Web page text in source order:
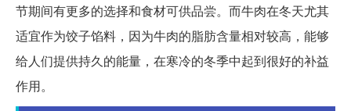
节期间有更多的选择和食材可供品尝。而牛肉在冬天尤其
适宜作为饺子馅料，因为牛肉的脂肪含量相对较高，能够
给人们提供持久的能量，在寒冷的冬季中起到很好的补益
作用。